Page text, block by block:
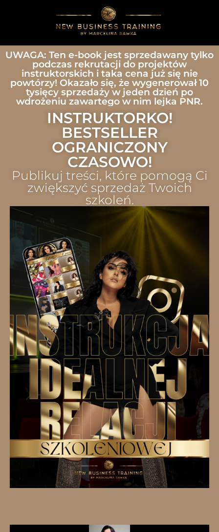
UWAGA: Ten e-book jest sprzedawany tylko
podczas rekrutacji do projektów
instruktorskich i taka cena już się nie
powtórzy! Okazało się, że wygenerował 10
tysięcy sprzedaży w jeden dzień po
wdrożeniu zawartego w nim lejka PNR.
INSTRUKTORKO!
BESTSELLER
OGRANICZONY
CZASOWO!
Publikuj treści, które pomogą Ci
zwiększyć sprzedaż Twoich
szkoleń.